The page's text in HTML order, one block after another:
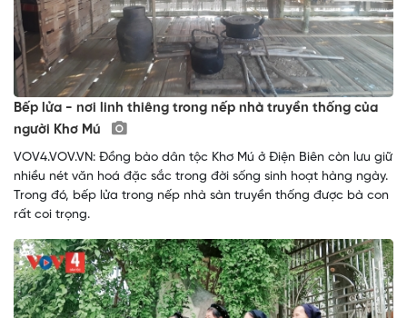
Bếp lửa - nơi linh thiêng trong nếp nhà truyền thống của
người Khơ Mú
VOV4.VOV.VN: Đồng bào dân tộc Khơ Mú ở Điện Biên còn lưu giữ
nhiều nét văn hoá đặc sắc trong đời sống sinh hoạt hàng ngày.
Trong đó, bếp lửa trong nếp nhà sàn truyền thống được bà con
rất coi trọng.